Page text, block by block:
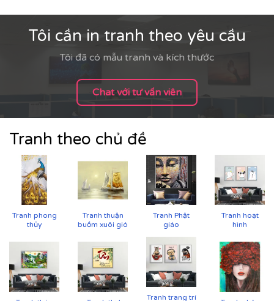
CHẤT LIỆU & CHẤT LƯỢNG TRANH PRINTEK
TạiPrintek
, mỗi bức tranh Indochine được sản xuất với
tiêu chuẩn cao:
Chất liệu vải in cao cấp
Vải canvas dày dặn, bề mặt sần nhẹ, giữ màu tốt,
không lo bạc phai màu.
Tôi cần in tranh theo yêu cầu
Tôi đã có mẫu tranh và kích thước
Chat với tư vấn viên
Tranh theo chủ đề
Tranh phong
thủy
Tranh thuận
buồm xuôi gió
Tranh Phật
giáo
Tranh hoạt
hình
Tranh trang trí